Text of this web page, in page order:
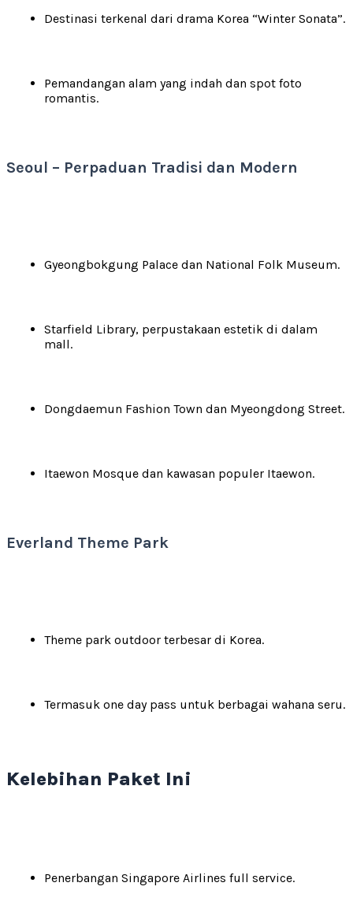
Destinasi terkenal dari drama Korea “Winter Sonata”.
Pemandangan alam yang indah dan spot foto
romantis.
Seoul – Perpaduan Tradisi dan Modern
Gyeongbokgung Palace dan National Folk Museum.
Starfield Library, perpustakaan estetik di dalam
mall.
Dongdaemun Fashion Town dan Myeongdong Street.
Itaewon Mosque dan kawasan populer Itaewon.
Everland Theme Park
Theme park outdoor terbesar di Korea.
Termasuk one day pass untuk berbagai wahana seru.
Kelebihan Paket Ini
Penerbangan Singapore Airlines full service.